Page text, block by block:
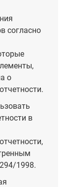
согласно
о
в
1998.